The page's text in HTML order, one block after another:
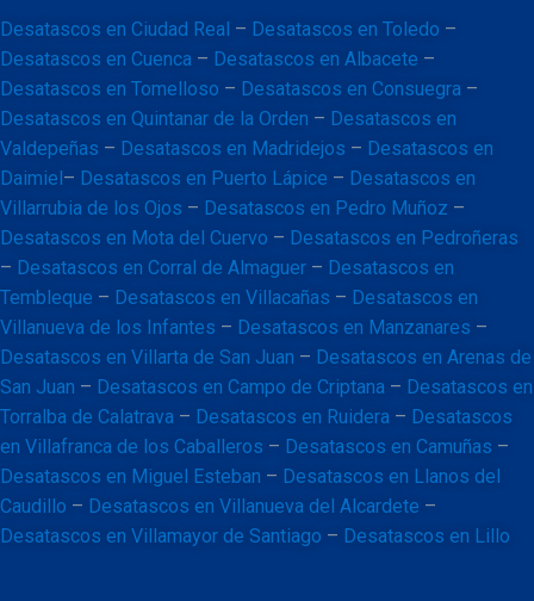
Desatascos en Ciudad Real – Desatascos en Toledo –
Desatascos en Cuenca – Desatascos en Albacete –
Desatascos en Tomelloso – Desatascos en Consuegra –
Desatascos en Quintanar de la Orden – Desatascos en
Valdepeñas – Desatascos en Madridejos – Desatascos en
Daimiel– Desatascos en Puerto Lápice – Desatascos en
Villarrubia de los Ojos – Desatascos en Pedro Muñoz –
Desatascos en Mota del Cuervo – Desatascos en Pedroñeras
– Desatascos en Corral de Almaguer – Desatascos en
Tembleque – Desatascos en Villacañas – Desatascos en
Villanueva de los Infantes – Desatascos en Manzanares –
Desatascos en Villarta de San Juan – Desatascos en Arenas de
San Juan – Desatascos en Campo de Criptana – Desatascos en
Torralba de Calatrava – Desatascos en Ruidera – Desatascos
en Villafranca de los Caballeros – Desatascos en Camuñas –
Desatascos en Miguel Esteban – Desatascos en Llanos del
Caudillo – Desatascos en Villanueva del Alcardete –
Desatascos en Villamayor de Santiago – Desatascos en Lillo